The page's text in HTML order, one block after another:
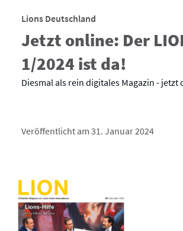
Lions Deutschland
Jetzt online: Der
1/2024 ist da!
Diesmal als rein digitales Magazin - jetzt
Veröffentlicht am 31. Januar 2024